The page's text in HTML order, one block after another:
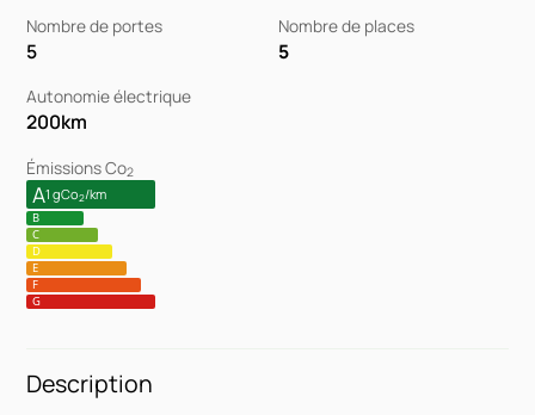
Nombre de portes
5
Nombre de places
5
Autonomie électrique
200km
Émissions Co2
A1 gCo2/km
B
C
D
E
F
G
Description